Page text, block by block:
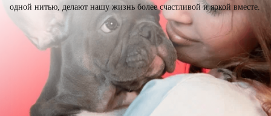
одной нитью, делают нашу жизнь более счастливой и яркой вместе.